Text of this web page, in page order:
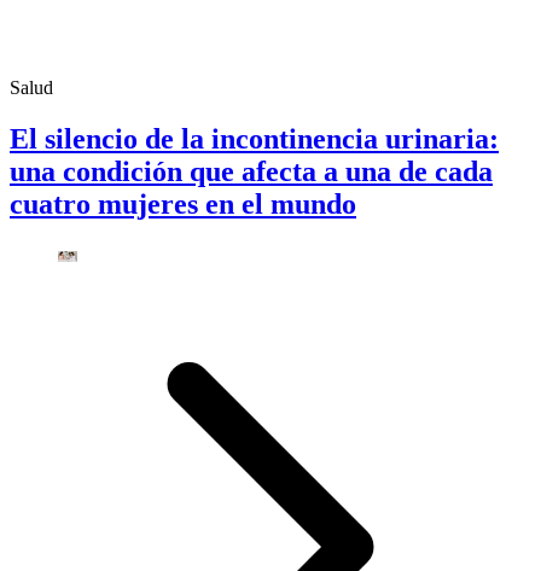
Salud
El silencio de la incontinencia urinaria:
una condición que afecta a una de cada
cuatro mujeres en el mundo